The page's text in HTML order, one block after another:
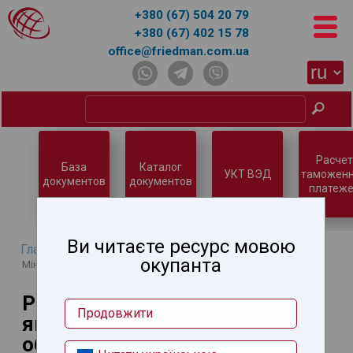
+380 (67) 504 20 79
+380 (67) 402 15 78
office@friedman.com.ua
Главная →Новости→ Розширено перелік країн, з якими
Міндоходів обмінюватиметься податковою інформацією
Розширено перелік країн, з
якими Міндоходів
обмінюватиметься
База
документов
Каталог
документов
УКТ ВЭД
Расчет
Ви читаєте ресурс мовою
окупанта
Продовжити